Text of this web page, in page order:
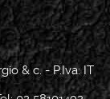
& c. - P.Iva: IT